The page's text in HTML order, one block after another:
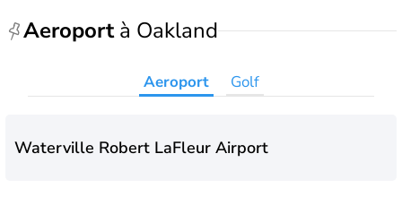
Aeroportà Oakland
Aeroport Golf
Waterville Robert LaFleur Airport